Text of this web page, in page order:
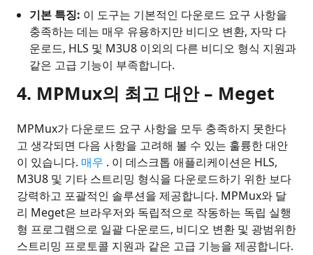
기본 특징: 이 도구는 기본적인 다운로드 요구 사항을
충족하는 데는 매우 유용하지만 비디오 변환, 자막 다
운로드, HLS 및 M3U8 이외의 다른 비디오 형식 지원과
같은 고급 기능이 부족합니다.
4. MPMux의 최고 대안 – Meget
MPMux가 다운로드 요구 사항을 모두 충족하지 못한다
고 생각되면 다음 사항을 고려해 볼 수 있는 훌륭한 대안
이 있습니다. 매우 . 이 데스크톱 애플리케이션은 HLS,
M3U8 및 기타 스트리밍 형식을 다운로드하기 위한 보다
강력하고 포괄적인 솔루션을 제공합니다. MPMux와 달
리 Meget은 브라우저와 독립적으로 작동하는 독립 실행
형 프로그램으로 일괄 다운로드, 비디오 변환 및 광범위한
스트리밍 프로토콜 지원과 같은 고급 기능을 제공합니다.